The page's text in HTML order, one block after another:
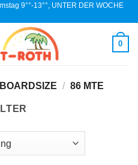
9°°-13°°, UNTER DER WOCHE
0
/ 86 MTE